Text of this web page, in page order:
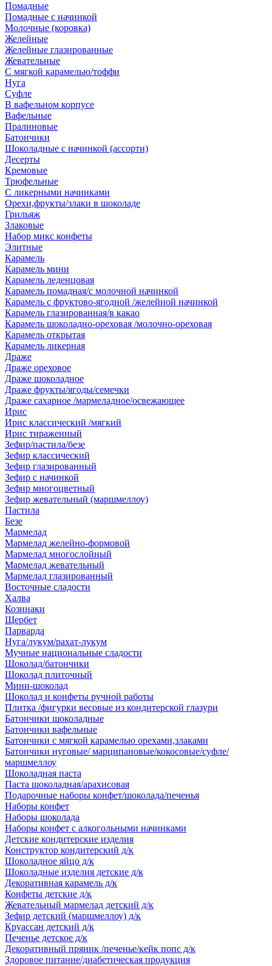
Помадные
Помадные с начинкой
Молочные (коровка)
Желейные
Желейные глазированные
Жевательные
С мягкой карамелью/тоффи
Нуга
Суфле
В вафельном корпусе
Вафельные
Пралиновые
Батончики
Шоколадные с начинкой (ассорти)
Десерты
Кремовые
Трюфельные
С ликерными начинками
Орехи,фрукты/злаки в шоколаде
Грильяж
Злаковые
Набор микс конфеты
Элитные
Карамель
Карамель мини
Карамель леденцовая
Карамель помадная/с молочной начинкой
Карамель с фруктово-ягодной /желейной начинкой
Карамель глазированная/в какао
Карамель шоколадно-ореховая /молочно-ореховая
Карамель открытая
Карамель ликерная
Драже
Драже ореховое
Драже шоколадное
Драже фрукты/ягоды/семечки
Драже сахарное /мармеладное/освежающее
Ирис
Ирис классический /мягкий
Ирис тираженный
Зефир/пастила/безе
Зефир классический
Зефир глазированный
Зефир с начинкой
Зефир многоцветный
Зефир жевательный (маршмеллоу)
Пастила
Безе
Мармелад
Мармелад желейно-формовой
Мармелад многослойный
Мармелад жевательный
Мармелад глазированный
Восточные сладости
Халва
Козинаки
Щербет
Парварда
Нуга/лукум/рахат-лукум
Мучные национальные сладости
Шоколад/батончики
Шоколад плиточный
Мини-шоколад
Шоколад и конфеты ручной работы
Плитка /фигурки весовые из кондитерской глазури
Батончики шоколадные
Батончики вафельные
Батончики с мягкой карамелью орехами,злаками
Батончики нуговые/ марципановые/кокосовые/суфле/
маршмеллоу
Шоколадная паста
Паста шоколадная/арахисовая
Подарочные наборы конфет/шоколада/печенья
Наборы конфет
Наборы шоколада
Наборы конфет с алкогольными начинками
Детские кондитерские изделия
Конструктор кондитерский д/к
Шоколадное яйцо д/к
Шоколадные изделия детские д/к
Декоративная карамель д/к
Конфеты детские д/к
Жевательный мармелад детский д/к
Зефир детский (маршмеллоу) д/к
Круассан детский д/к
Печенье детское д/к
Декоративный пряник /печенье/кейк попс д/к
Здоровое питание/диабетическая продукция